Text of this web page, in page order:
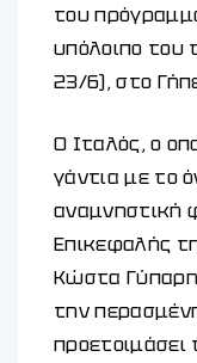
του
υπόλοιπο του
23/6), στο
Ο Ιταλός, ο
γάντια με το
αναμνηστική
Επικεφαλής
Κώστα
την
προετοιμάσει